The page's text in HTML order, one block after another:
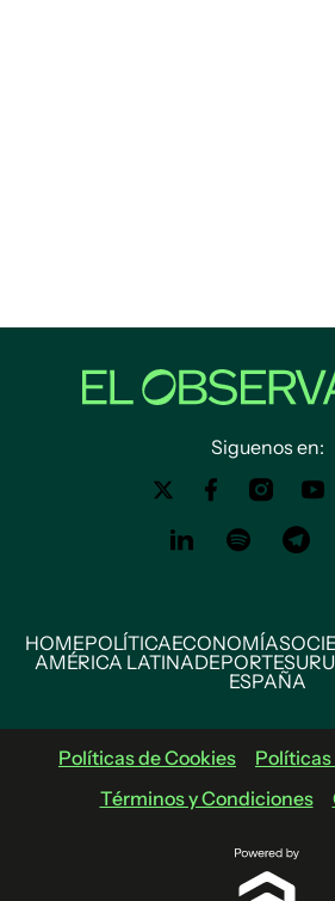
Siguenos en:
HOMEPOLÍTICAECONOMÍA
AMÉRICA LATINADEPORTES
ESPAÑA
Políticas de Cookies
Términos y Condiciones